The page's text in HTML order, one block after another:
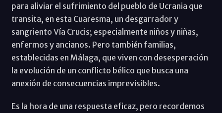
para aliviar el sufrimiento del pueblo de Ucrania que
transita, en esta Cuaresma, un desgarrador y
sangriento Vía Crucis; especialmente niños y niñas,
enfermos y ancianos. Pero también familias,
establecidas en Málaga, que viven con desesperación
la evolución de un conflicto bélico que busca una
anexión de consecuencias imprevisibles.
Es la hora de una respuesta eficaz, pero recordemos